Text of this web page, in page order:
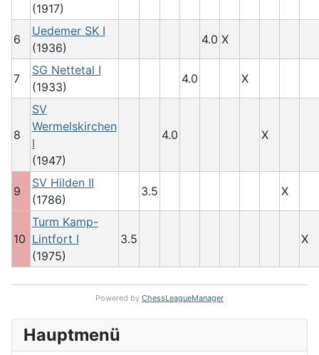
(1917)
6
Uedemer SK I
(1936)
4.0 X
7
SG Nettetal I
(1933)
4.0 X
8
SV
Wermelskirchen
I
(1947)
4.0 X
9
SV Hilden II
(1786)
3.5 X
10
Turm Kamp-
Lintfort I
(1975)
3.5 X
Powered by ChessLeagueManager
Hauptmenü